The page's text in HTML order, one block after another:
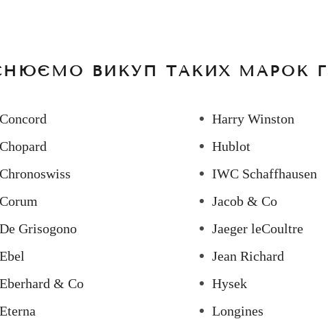
ВИКУП ТАКИХ МАРОК
Concord
Chopard
Chronoswiss
Corum
De Grisogono
Ebel
Eberhard & Co
Eterna
Harry Winston
Hublot
IWC Schaffhausen
Jacob & Co
Jaeger leCoultre
Jean Richard
Hysek
Longines